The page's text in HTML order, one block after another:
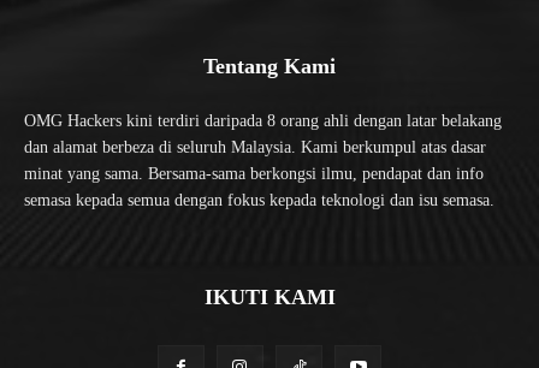
Tentang Kami
OMG Hackers kini terdiri daripada 8 orang ahli dengan latar belakang
dan alamat berbeza di seluruh Malaysia. Kami berkumpul atas dasar
minat yang sama. Bersama-sama berkongsi ilmu, pendapat dan info
semasa kepada semua dengan fokus kepada teknologi dan isu semasa.
IKUTI KAMI